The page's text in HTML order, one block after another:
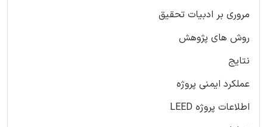
مروری بر ادبیات تحقیق
روش های پژوهش
نتایج
عملکرد ایمنی پروژه
اطلاعات پروژه LEED